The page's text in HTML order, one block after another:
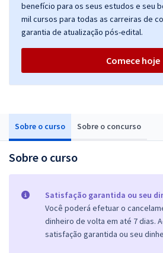
Sobre o curso Sobre o concurso
Sobre o curso
Satisfação garantida ou seu
Você poderá efetuar o
dinheiro de volta em até 7 dias.
satisfação garantida ou seu
benefício para os seus estudos e seu
mil cursos para todas as carreiras de
garantia de atualização pós-edital.
Comece hoje